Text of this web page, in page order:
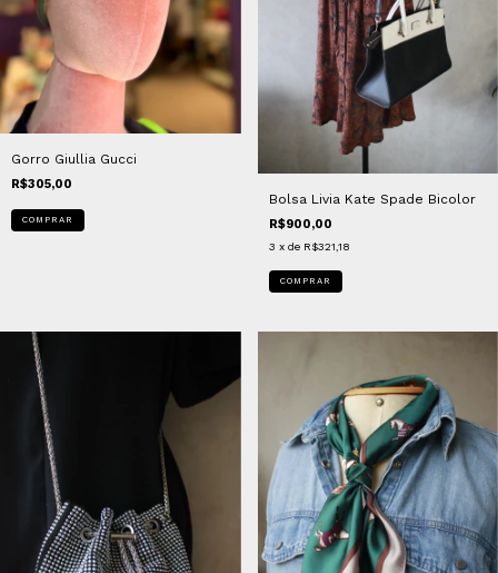
Gorro Giullia Gucci
R$305,00
Bolsa Livia Kate Spade Bicolor
R$900,00
3 x de R$321,18
COMPRAR